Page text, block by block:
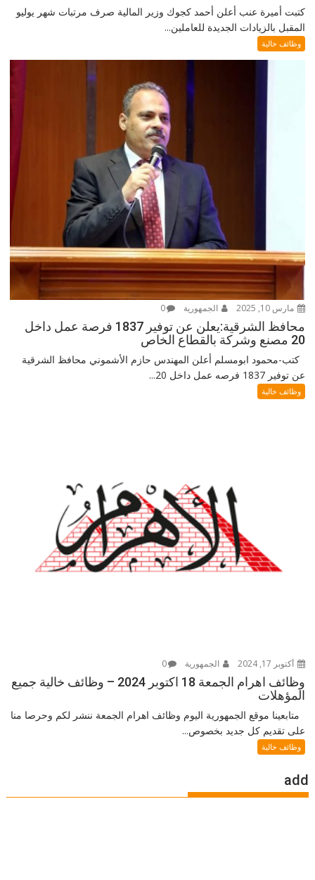
كتبت أميرة عنب أعلن أحمد كجوك وزير المالية صرف مرتبات شهر يوليو
المقبل بالزيادات الجديدة للعاملين...
وظائف خالية
مارس 10, 2025 الجمهورية 0
محافظ الشرقية:يعلن عن توفير 1837 فرصة عمل داخل
20 مصنع وشركة بالقطاع الخاص
كتب-محمود ابومسلم أعلن المهندس حازم الأشموني محافظ الشرقية
عن توفير 1837 فرصه عمل داخل 20...
وظائف خالية
أكتوبر 17, 2024 الجمهورية 0
وظائف اهرام الجمعة 18 اكتوبر 2024 – وظائف خالية جميع
المؤهلات
متابعينا موقع الجمهورية اليوم وظائف اهرام الجمعة ننشر لكم وحرصا منا
على تقديم كل جديد بخصوص...
وظائف خالية
add